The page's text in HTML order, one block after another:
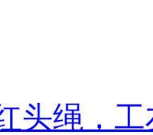
头绳，工